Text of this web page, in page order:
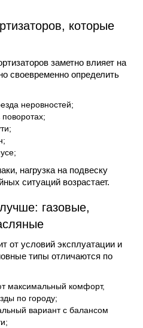
которые
заметно влияет на
своевременно определить
неровностей;
нагрузка на подвеску
ситуаций возрастает.
газовые,
от условий эксплуатации и
типы отличаются по
максимальный комфорт,
по городу;
вариант с балансом